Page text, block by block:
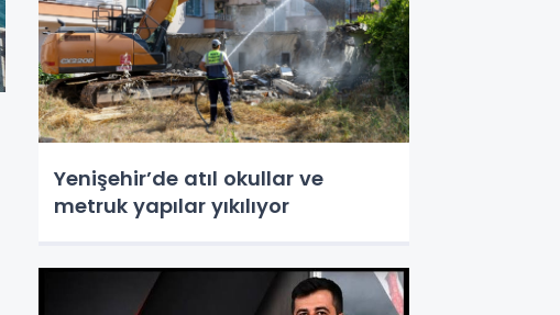
Yenişehir’de atıl okullar ve
metruk yapılar yıkılıyor